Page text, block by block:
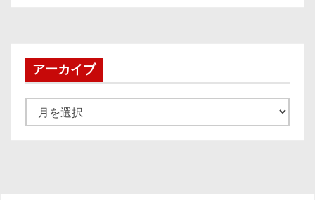
アーカイブ
ー